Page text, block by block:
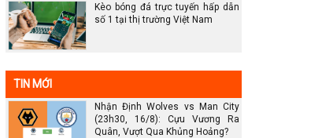
Kèo bóng đá trực tuyến hấp dẫn
số 1 tại thị trường Việt Nam
TIN MỚI
Nhận Định Wolves vs Man City
(23h30, 16/8): Cựu Vương Ra
Quân, Vượt Qua Khủng Hoảng?